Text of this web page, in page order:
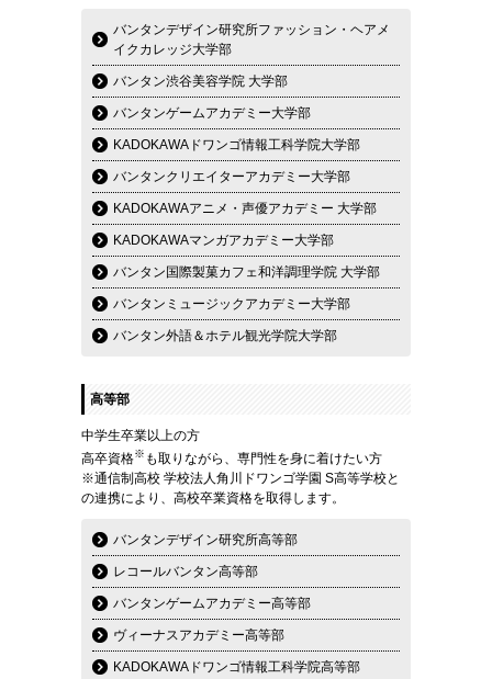
バンタンデザイン研究所ファッション・ヘアメ
イクカレッジ大学部
バンタン渋谷美容学院 大学部
バンタンゲームアカデミー大学部
KADOKAWAドワンゴ情報工科学院大学部
バンタンクリエイターアカデミー大学部
KADOKAWAアニメ・声優アカデミー 大学部
KADOKAWAマンガアカデミー大学部
バンタン国際製菓カフェ和洋調理学院 大学部
バンタンミュージックアカデミー大学部
バンタン外語＆ホテル観光学院大学部
高等部
中学生卒業以上の方
高卒資格※ も取りながら、専門性を身に着けたい方
※通信制高校 学校法人角川ドワンゴ学園 S高等学校と
の連携により、高校卒業資格を取得します。
バンタンデザイン研究所高等部
レコールバンタン高等部
バンタンゲームアカデミー高等部
ヴィーナスアカデミー高等部
KADOKAWAドワンゴ情報工科学院高等部